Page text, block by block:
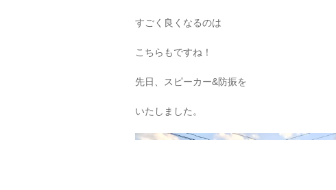
すごく良くなるのは
こちらもですね！
先日、スピーカー&防振を
いたしました。